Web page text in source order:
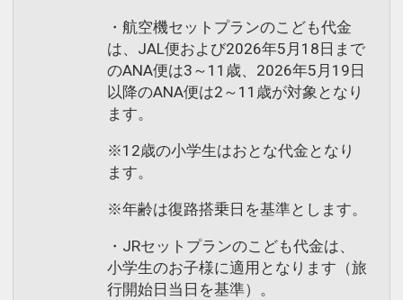
・航空機セットプランのこども代金
は、JAL便および2026年5月18日まで
のANA便は3～11歳、2026年5月19日
以降のANA便は2～11歳が対象となり
ます。
※12歳の小学生はおとな代金となり
ます。
※年齢は復路搭乗日を基準とします。
・JRセットプランのこども代金は、
小学生のお子様に適用となります（旅
行開始日当日を基準）。